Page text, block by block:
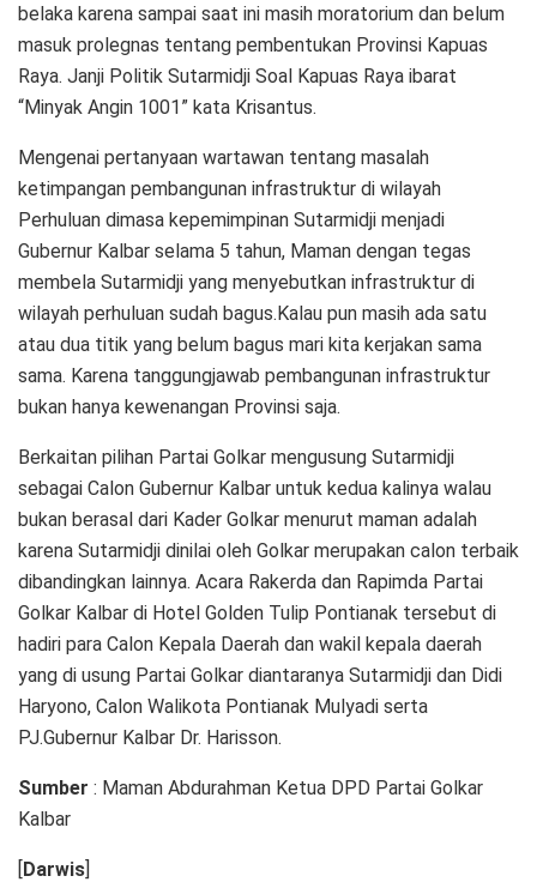
belaka karena sampai saat ini masih moratorium dan belum
masuk prolegnas tentang pembentukan Provinsi Kapuas
Raya. Janji Politik Sutarmidji Soal Kapuas Raya ibarat
“Minyak Angin 1001” kata Krisantus.
Mengenai pertanyaan wartawan tentang masalah
ketimpangan pembangunan infrastruktur di wilayah
Perhuluan dimasa kepemimpinan Sutarmidji menjadi
Gubernur Kalbar selama 5 tahun, Maman dengan tegas
membela Sutarmidji yang menyebutkan infrastruktur di
wilayah perhuluan sudah bagus.Kalau pun masih ada satu
atau dua titik yang belum bagus mari kita kerjakan sama
sama. Karena tanggungjawab pembangunan infrastruktur
bukan hanya kewenangan Provinsi saja.
Berkaitan pilihan Partai Golkar mengusung Sutarmidji
sebagai Calon Gubernur Kalbar untuk kedua kalinya walau
bukan berasal dari Kader Golkar menurut maman adalah
karena Sutarmidji dinilai oleh Golkar merupakan calon terbaik
dibandingkan lainnya. Acara Rakerda dan Rapimda Partai
Golkar Kalbar di Hotel Golden Tulip Pontianak tersebut di
hadiri para Calon Kepala Daerah dan wakil kepala daerah
yang di usung Partai Golkar diantaranya Sutarmidji dan Didi
Haryono, Calon Walikota Pontianak Mulyadi serta
PJ.Gubernur Kalbar Dr. Harisson.
Sumber : Maman Abdurahman Ketua DPD Partai Golkar
Kalbar
[Darwis]